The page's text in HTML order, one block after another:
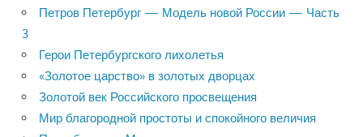
Петров Петербург — Модель новой России — Часть
3
Герои Петербургского лихолетья
«Золотое царство» в золотых дворцах
Золотой век Российского просвещения
Мир благородной простоты и спокойного величия